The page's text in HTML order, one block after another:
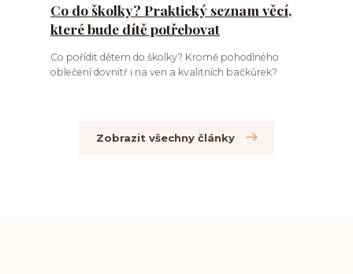
Co do školky? Praktický seznam věcí,
které bude dítě potřebovat
Co pořídit dětem do školky? Kromě pohodlného
oblečení dovnitř i na ven a kvalitních bačkůrek?
Zobrazit všechny články